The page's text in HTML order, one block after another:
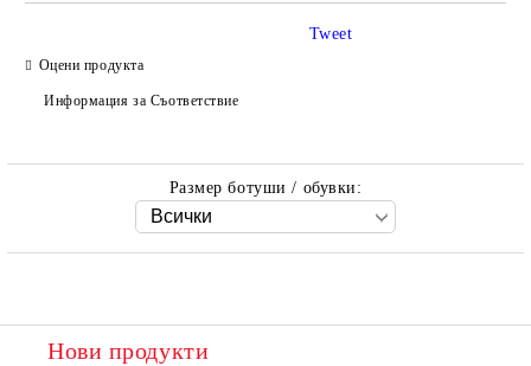
Ние ще се свържем с вас в рамките на работния ден.
Оцени продукта
Информация за Съответствие
Tweet
Размер ботуши / обувки:
Нови продукти